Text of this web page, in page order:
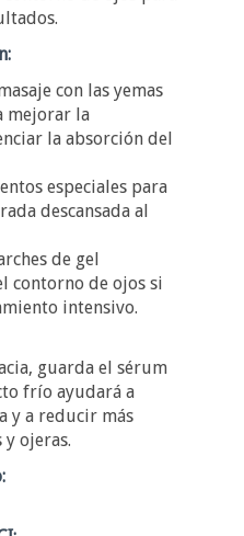
con las yemas
mejorar la
la absorción del
especiales para
descansada al
de gel
contorno de ojos si
intensivo.
guarda el sérum
frío ayudará a
y a reducir más
ojeras.